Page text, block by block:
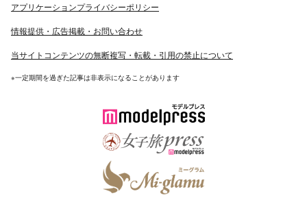
アプリケーションプライバシーポリシー
情報提供・広告掲載・お問い合わせ
当サイトコンテンツの無断複写・転載・引用の禁止について
※一定期間を過ぎた記事は非表示になることがあります